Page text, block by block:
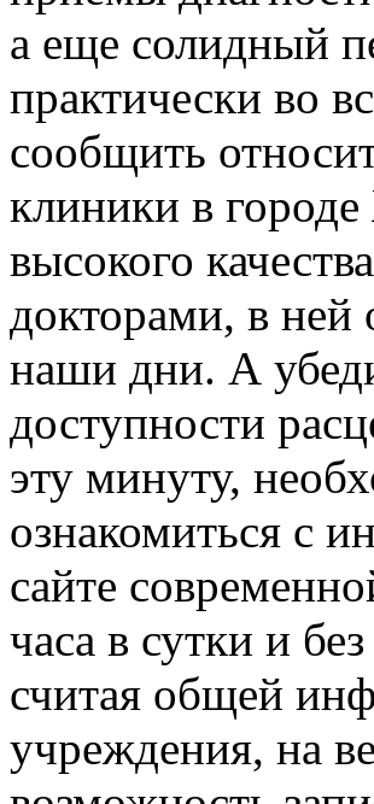
а еще солидный
практически во
сообщить
клиники в
высокого
докторами, в
наши дни. А
доступности
эту минуту,
ознакомиться с
сайте
часа в сутки и
считая общей
учреждения, на